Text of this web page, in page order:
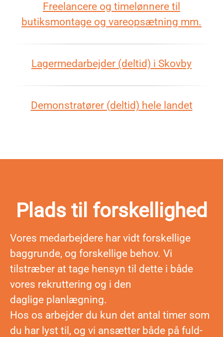
Freelancere og timelønnere til
butiksmontage og vareopsætning mm.
Lagermedarbejder (deltid) i Skovby
Demonstratører (deltid) hele landet
Plads til forskellighed
Vores medarbejdere har vidt forskellige
baggrunde, og forskellige behov. Vi
tilstræber at tage hensyn til dette i både
vores rekruttering og i den
daglige planlægning.
Hos os arbejder du kun det antal timer som
du har lyst til, og vi ansætter både på fuld-